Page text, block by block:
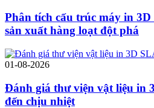
Phân tích cấu trúc máy in
sản xuất hàng loạt đột phá
01-08-2026
Đánh giá thư viện vật liệu in
đến chịu nhiệt